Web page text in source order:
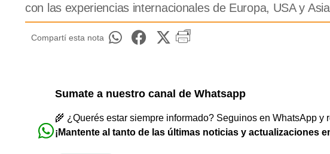
con las experiencias internacionales de Europa, USA y
Compartí esta nota
Sumate a nuestro canal de Whatsapp
🌾 ¿Querés estar siempre informado? Seguinos en WhatsApp
¡Mantente al tanto de las últimas noticias y actualizaciones